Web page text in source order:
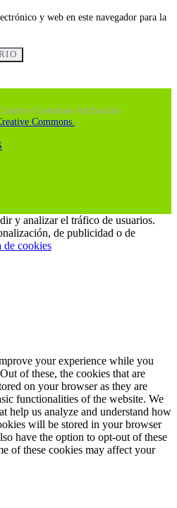
y web en este navegador para la
Commons Atribución-
Commons.
y analizar el tráfico de usuarios.
de publicidad o de
de cookies
your experience while you
of these, the cookies that are
on your browser as they are
functionalities of the website. We
help us analyze and understand how
will be stored in your browser
have the option to opt-out of these
of these cookies may affect your